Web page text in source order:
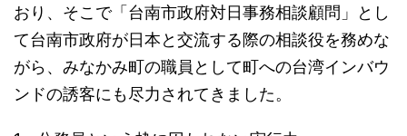
おり、そこで「台南市政府対日事務相談顧問」とし
て台南市政府が日本と交流する際の相談役を務めな
がら、みなかみ町の職員として町への台湾インバウ
ンドの誘客にも尽力されてきました。